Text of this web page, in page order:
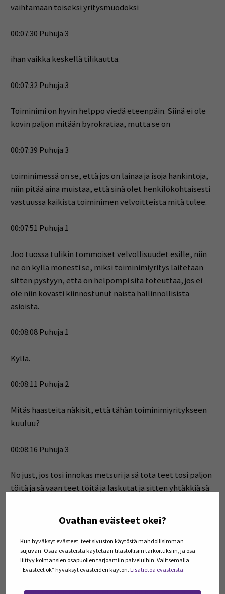
Ovathan evästeet okei?
Kun hyväksyt evästeet, teet sivuston käytöstä mahdollisimman
sujuvan. Osaa evästeistä käytetään tilastollisiin tarkoituksiin, ja osa
liittyy kolmansien osapuolien tarjoamiin palveluihin. Valitsemalla
”Evästeet ok” hyväksyt evästeiden käytön. Lisätietoa evästeistä.
vaihtamaan toiseksi yritysmuodoksi
00:07:30 Puhuja 3
ihan vaikka keskellä tilikautta.
00:07:32 Puhuja 3
Toiminimi on hyvin helppo viedä eteenpäin. Siinä ei ole
kovin paljon mitään byrokratiaa, mutta se on
00:07:39 Puhuja 3
toiminimessä on se, että jos on lainaa ja isoja hankintoja,
niin pitää aina muistaa, että sinä olet henkilökohtaisesti
vastuussa kaikista toiminimen velvoitteista mitä tulee.
00:07:51 Puhuja 1
Joo tuossa tulikin tommoiset velvollisuudet esille, niin
ne on kyllä monesti se, miksi toiminimiyritys laitetaan
sitten pystyyn, että on helpompi sitä toteuttaa, jos ei
ole niin kovasti kiinnostunut näistä hallinnollisista
asioista.
00:08:08 Puhuja 1
Kyllä.
00:08:11 Puhuja 2
Mitäs haasteita näkisit, että tähän toiminimiyritykseen
kuuluu?
00:08:16 Puhuja 3
No just, jos tosi innokas metsuri ja sä tota teet tosi paljon
töitä ja sä vaan teet töitä ja laskutat ja sitten yhtäkkiä sä
se voi olla sinänsä aika iso. Ei nyt veroriski, mutta se on
00:08:34 Puhuja 3